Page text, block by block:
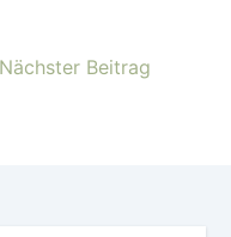
Nächster Beitrag